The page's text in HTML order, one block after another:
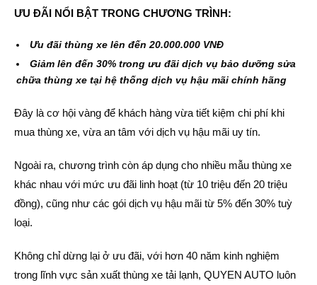
ƯU ĐÃI NỔI BẬT TRONG CHƯƠNG TRÌNH:
Ưu đãi thùng xe lên đến 20.000.000 VNĐ
Giảm lên đến 30% trong ưu đãi dịch vụ bảo dưỡng sửa
chữa thùng xe tại hệ thống dịch vụ hậu mãi chính hãng
Đây là cơ hội vàng để khách hàng vừa tiết kiệm chi phí khi
mua thùng xe, vừa an tâm với dịch vụ hậu mãi uy tín.
Ngoài ra, chương trình còn áp dụng cho nhiều mẫu thùng xe
khác nhau với mức ưu đãi linh hoạt (từ 10 triệu đến 20 triệu
đồng), cũng như các gói dịch vụ hậu mãi từ 5% đến 30% tuỳ
loại.
Không chỉ dừng lại ở ưu đãi, với hơn 40 năm kinh nghiệm
trong lĩnh vực sản xuất thùng xe tải lạnh, QUYEN AUTO luôn